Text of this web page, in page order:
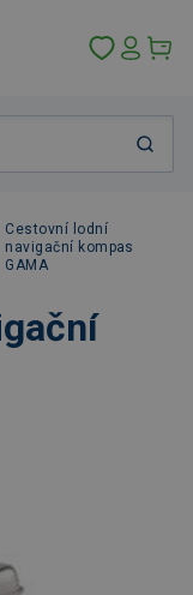
Cestovní lodní
navigační kompas
GAMA